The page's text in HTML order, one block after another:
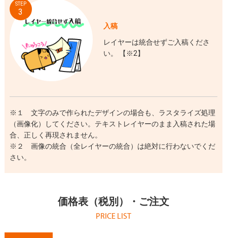
STEP
3
入稿
レイヤーは統合せずご入稿くださ
い。 【※2】
※１ 文字のみで作られたデザインの場合も、ラスタライズ処理
（画像化）してください。テキストレイヤーのまま入稿された場
合、正しく再現されません。
※２ 画像の統合（全レイヤーの統合）は絶対に行わないでくだ
さい。
価格表（税別）・ご注文
PRICE LIST